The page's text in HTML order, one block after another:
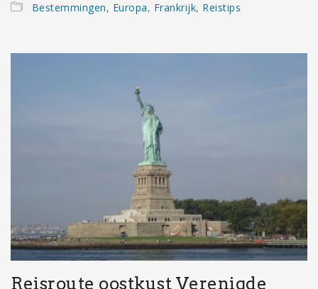
Bestemmingen, Europa, Frankrijk, Reistips
Reisroute oostkust Verenigde